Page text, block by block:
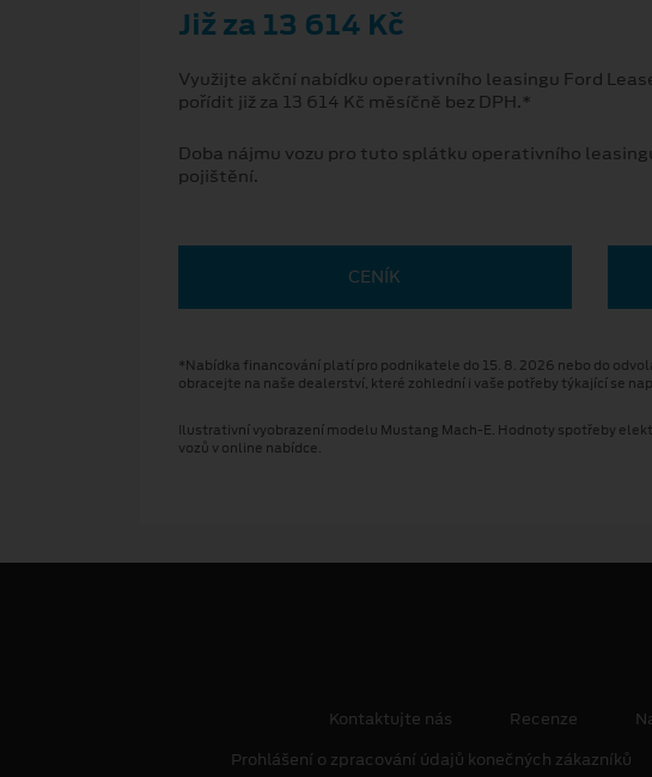
Již za 13 614 Kč
Využijte akční nabídku operativního leasingu Ford
pořídit již za 13 614 Kč měsíčně bez DPH.*
Doba nájmu vozu pro tuto splátku operativního
pojištění.
CENÍK
*Nabídka financování platí pro podnikatele do 15. 8. 2026 nebo do
obracejte na naše dealerství, které zohlední i vaše potřeby týkající se
Ilustrativní vyobrazení modelu Mustang Mach-E. Hodnoty spotřeby
vozů v online nabídce.
Kontaktujte nás
Recenze
Prohlášení o zpracování údajů konečných zákazníků